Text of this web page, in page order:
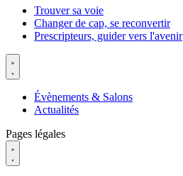
Trouver sa voie
Changer de cap, se reconvertir
Prescripteurs, guider vers l'avenir
Évènements & Salons
Actualités
Pages légales